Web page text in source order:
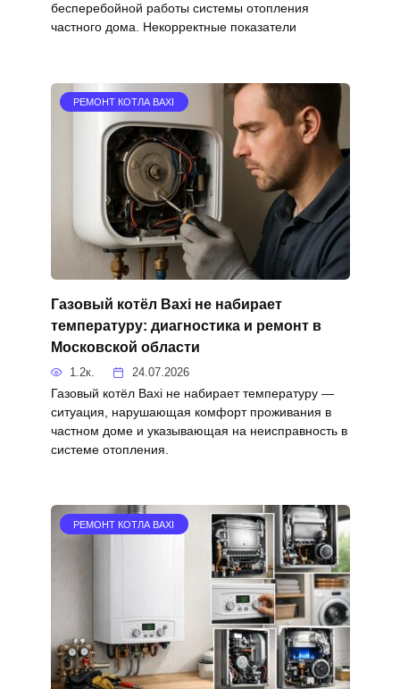
бесперебойной работы системы отопления
частного дома. Некорректные показатели
РЕМОНТ КОТЛА BAXI
Газовый котёл Baxi не набирает
температуру: диагностика и ремонт в
Московской области
1.2к. 24.07.2026
Газовый котёл Baxi не набирает температуру —
ситуация, нарушающая комфорт проживания в
частном доме и указывающая на неисправность в
системе отопления.
РЕМОНТ КОТЛА BAXI